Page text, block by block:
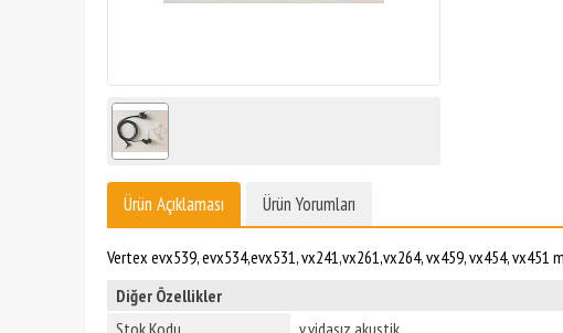
Ürün Açıklaması Ürün Yorumları
Vertex evx539, evx534,evx531, vx241,vx261,vx264, vx459, vx454,
Diğer Özellikler
Stok Kodu
v.vidasız akustik